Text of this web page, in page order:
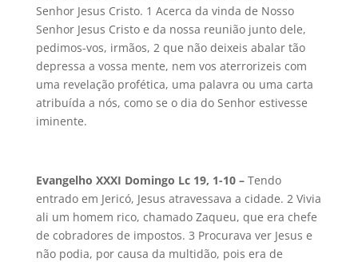
Senhor Jesus Cristo. 1 Acerca da vinda de Nosso
Senhor Jesus Cristo e da nossa reunião junto dele,
pedimos-vos, irmãos, 2 que não deixeis abalar tão
depressa a vossa mente, nem vos aterrorizeis com
uma revelação profética, uma palavra ou uma carta
atribuída a nós, como se o dia do Senhor estivesse
iminente.
Evangelho XXXI Domingo Lc 19, 1-10 – Tendo
entrado em Jericó, Jesus atravessava a cidade. 2 Vivia
ali um homem rico, chamado Zaqueu, que era chefe
de cobradores de impostos. 3 Procurava ver Jesus e
não podia, por causa da multidão, pois era de